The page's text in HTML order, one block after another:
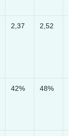
2,37 2,52
42% 48%